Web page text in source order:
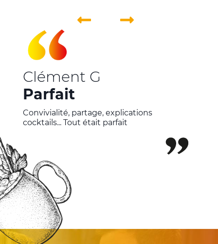
Nicolas G
10/10
Mixologue super sympathique avec une
belle culture de la mixologie et des très